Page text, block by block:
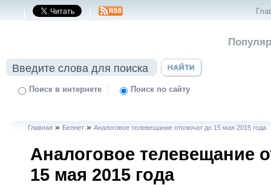
| |
Поиск в интернете | Поиск по сайту
Главная » Белнет »Аналоговое телевещание отключат до 15 мая 2015 года
Аналоговое телевещание
15 мая 2015 года